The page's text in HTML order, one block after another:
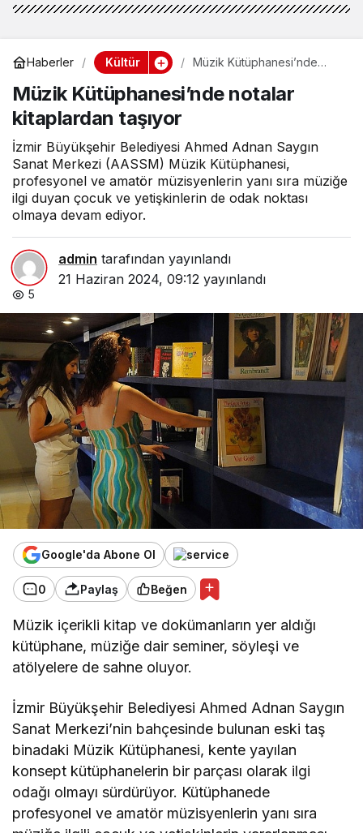
Haberler Kültür
Müzik Kütüphanesi’nde
Müzik Kütüphanesi’nde notalar
kitaplardan taşıyor
İzmir Büyükşehir Belediyesi Ahmed Adnan Saygın
Sanat Merkezi (AASSM) Müzik Kütüphanesi,
profesyonel ve amatör müzisyenlerin yanı sıra müziğe
ilgi duyan çocuk ve yetişkinlerin de odak noktası
olmaya devam ediyor.
admin tarafından yayınlandı
21 Haziran 2024, 09:12 yayınlandı
5
Google'da Abone Ol
0 Paylaş Beğen
Müzik içerikli kitap ve dokümanların yer aldığı
kütüphane, müziğe dair seminer, söyleşi ve
atölyelere de sahne oluyor.
İzmir Büyükşehir Belediyesi Ahmed Adnan Saygın
Sanat Merkezi’nin bahçesinde bulunan eski taş
binadaki Müzik Kütüphanesi, kente yayılan
konsept kütüphanelerin bir parçası olarak ilgi
odağı olmayı sürdürüyor. Kütüphanede
profesyonel ve amatör müzisyenlerin yanı sıra